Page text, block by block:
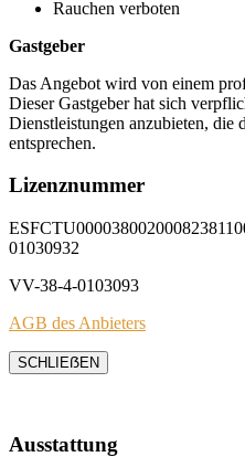
Rauchen verboten
Gastgeber
Das Angebot wird von einem
Dieser Gastgeber hat sich
Dienstleistungen anzubieten, die
entsprechen.
Lizenznummer
01030932
VV-38-4-0103093
AGB des Anbieters
SCHLIEẞEN
Ausstattung